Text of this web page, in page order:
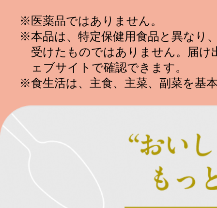
※医薬品ではありません。
※本品は、特定保健用食品と異なり
受けたものではありません。届け
ェブサイトで確認できます。
※食生活は、主食、主菜、副菜を基